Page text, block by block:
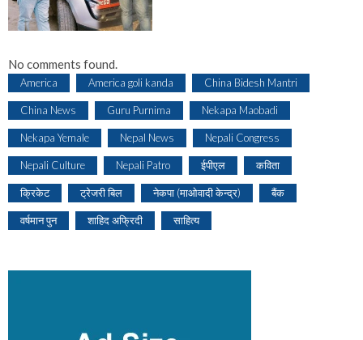
No comments found.
America America goli kanda China Bidesh Mantri
China News Guru Purnima Nekapa Maobadi
Nekapa Yemale Nepal News Nepali Congress
Nepali Culture Nepali Patro ईपीएल कविता
क्रिकेट ट्रेजरी बिल नेकपा (माओवादी केन्द्र) बैंक
वर्षमान पुन शाहिद अफ्रिदी साहित्य